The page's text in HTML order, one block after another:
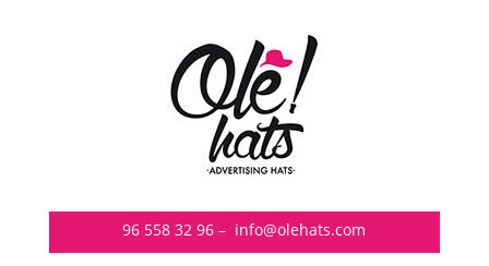
96 558 32 96 – info@olehats.com